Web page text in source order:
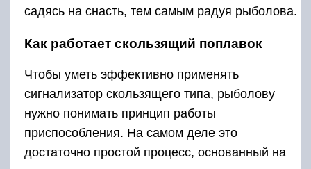
садясь на снасть, тем самым радуя рыболова.
Как работает скользящий поплавок
Чтобы уметь эффективно применять
сигнализатор скользящего типа, рыболову
нужно понимать принцип работы
приспособления. На самом деле это
достаточно простой процесс, основанный на